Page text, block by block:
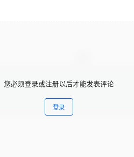
您必须登录或注册以后才能发表评论
登录